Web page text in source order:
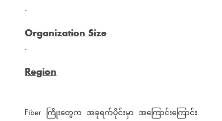
-
Organization Size
-
Region
-
Fiber ကြိုးတွေက အခုရက်ပိုင်းမှာ အကြောင်းကြောင်း